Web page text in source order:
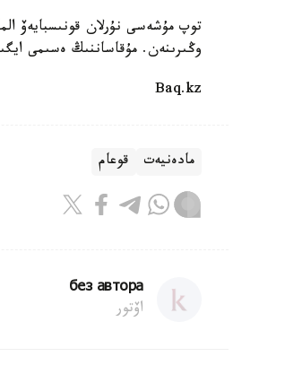
توپ مۇشەسى نۇرلان قونىسبايەۆ
وڭىرىنەن. مۇقاساننىڭ ەسىمى
Baq.kz
مادەنيەت قوعام
без автора
اۆتور